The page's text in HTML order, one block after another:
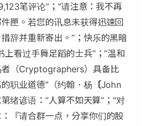
笔评论”；“请注意：我不再
匣。若您的讯息未获得迅速回
辞并重新寄出。”；快乐的黑暗
上看过手舞足蹈的士兵”；“温和
（Cryptographers）具备比
职业道德”（约翰．杨 〔John
绪谚语：“人算不如天算”；“对
『请合群一点，分享你们的股